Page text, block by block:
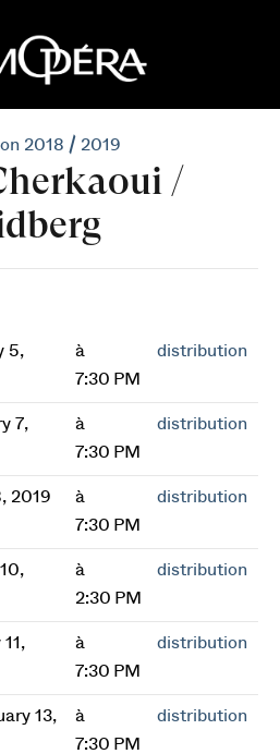
2018 / 2019
/
5,
à
7:30 PM
distribution
7,
à
7:30 PM
distribution
2019
à
7:30 PM
distribution
à
2:30 PM
distribution
à
7:30 PM
distribution
13,
à
7:30 PM
distribution